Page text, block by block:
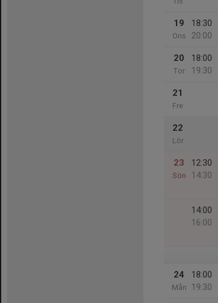
19
Ons
18:30
20:00
20
Tor
18:00
19:30
21
Fre
22
Lör
23
Sön
12:30
14:30
14:00
16:00
24
Mån
18:00
19:30